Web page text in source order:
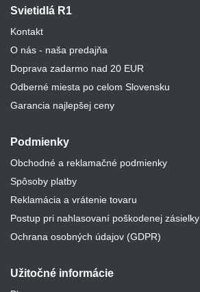
Svietidlá R1
Kontakt
O nás - naša predajňa
Doprava zadarmo nad 20 EUR
Odberné miesta po celom Slovensku
Garancia najlepšej ceny
Podmienky
Obchodné a reklamačné podmienky
Spôsoby platby
Reklamácia a vrátenie tovaru
Postup pri nahlasovaní poškodenej zásielky
Ochrana osobných údajov (GDPR)
Užitočné informácie